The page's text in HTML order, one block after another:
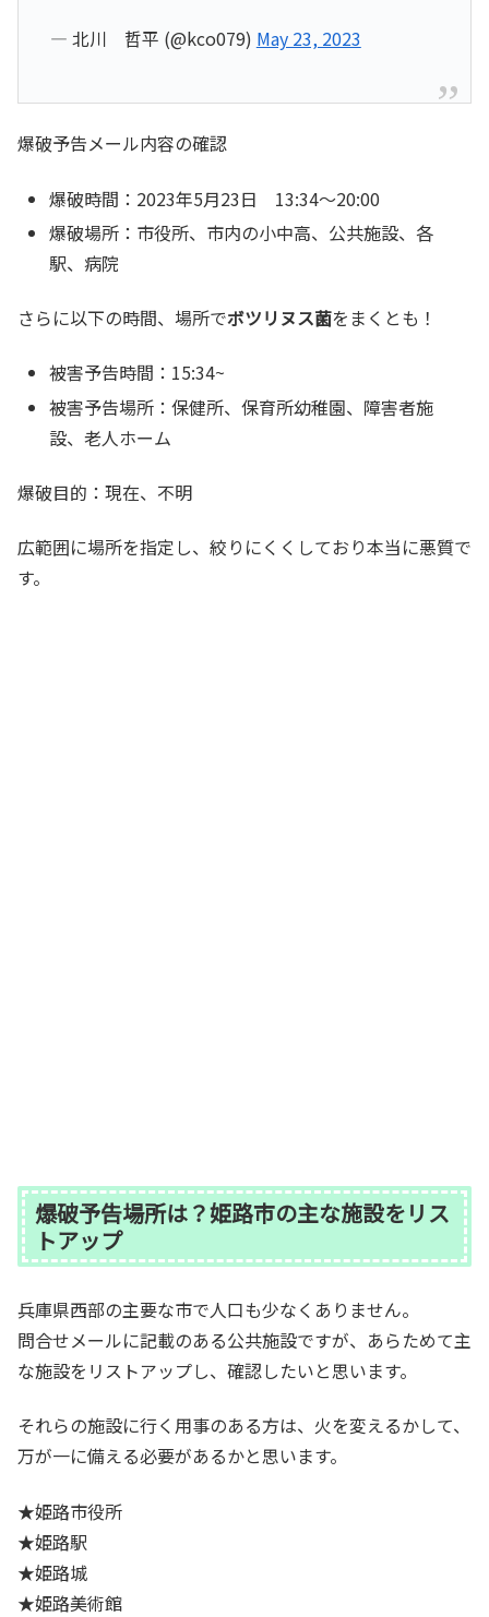
— 北川 哲平 (@kco079) May 23, 2023
爆破予告メール内容の確認
爆破時間：2023年5月23日 13:34～20:00
爆破場所：市役所、市内の小中高、公共施設、各
駅、病院
さらに以下の時間、場所でボツリヌス菌をまくとも！
被害予告時間：15:34~
被害予告場所：保健所、保育所幼稚園、障害者施
設、老人ホーム
爆破目的：現在、不明
広範囲に場所を指定し、絞りにくくしており本当に悪質で
す。
爆破予告場所は？姫路市の主な施設をリス
トアップ
兵庫県西部の主要な市で人口も少なくありません。
問合せメールに記載のある公共施設ですが、あらためて主
な施設をリストアップし、確認したいと思います。
それらの施設に行く用事のある方は、火を変えるかして、
万が一に備える必要があるかと思います。
★姫路市役所
★姫路駅
★姫路城
★姫路美術館